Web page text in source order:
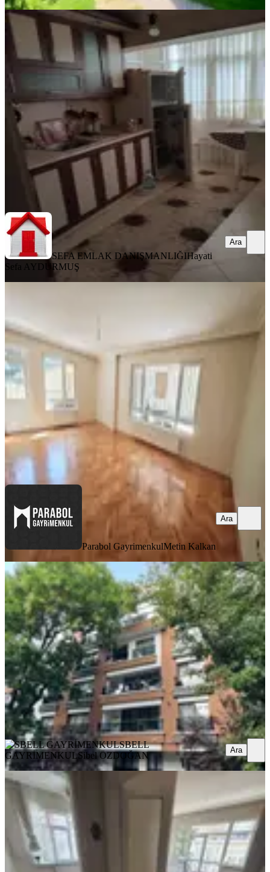
YENİ
Ful Eşyalı Dikmen Ata Mah.3+1
Salon Bağımsız 2.kat Kombili Özel
Garaj.
Çankaya, Ata Mahallesi
3+1·135 m²·
44.000 ₺
SEFA EMLAK DANIŞMANLIĞI Hayati Sefa AYDURMUŞ
SEFA EMLAK DANIŞMANLIĞIHayati
Sefa AYDURMUŞ
Ara
Çankaya, Cevizlidere Mahallesi
Yüksek giriş ·07.08.2026
Parabol Gayrimenkul Metin Kalkan
Parabol GayrimenkulMetin Kalkan
Ara
YENİ
Sbell'den Bahçelievler'de Yeni Binada
Lüks 1+1
Çankaya, Bahçelievler Mahallesi
1+1·70 m²·Yüksek giriş·07.08.2026
45.000 ₺
SBELL GAYRİMENKUL Sibel ÖZDOĞAN
Ara
SBELL
GAYRİMENKULSibel ÖZDOĞAN Ara
YENİ
Arel'den Anıttepe Gençlik Caddesi
Üstü Tandoğan Yakını 1 Kat 3+1
Çankaya, Anıttepe Mahallesi
3+1
07.08.2026
47.000 ₺